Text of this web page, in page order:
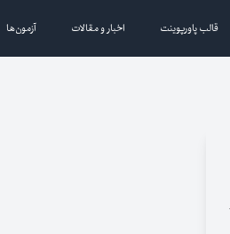
قالب پاورپوینت اخبار و مقالات آزمون‌ها